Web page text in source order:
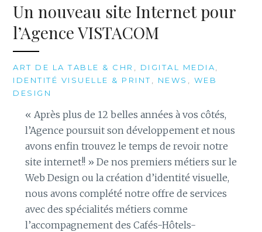
Un nouveau site Internet pour
l’Agence VISTACOM
ART DE LA TABLE & CHR , DIGITAL MEDIA,
IDENTITÉ VISUELLE & PRINT, NEWS , WEB
DESIGN
« Après plus de 12 belles années à vos côtés,
l’Agence poursuit son développement et nous
avons enfin trouvez le temps de revoir notre
site internet!! » De nos premiers métiers sur le
Web Design ou la création d’identité visuelle,
nous avons complété notre offre de services
avec des spécialités métiers comme
l’accompagnement des Cafés-Hôtels-